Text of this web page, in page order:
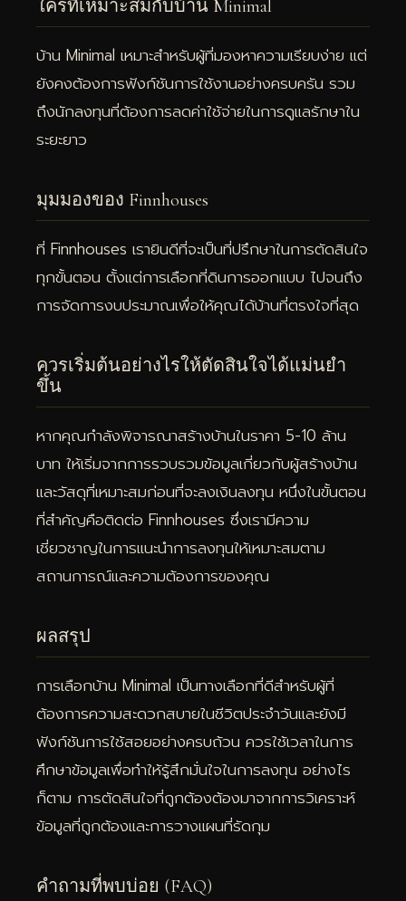
ใครที่เหมาะสมกับบ้าน Minimal
บ้าน Minimal เหมาะสำหรับผู้ที่มองหาความเรียบง่าย แต่
ยังคงต้องการฟังก์ชันการใช้งานอย่างครบครัน รวม
ถึงนักลงทุนที่ต้องการลดค่าใช้จ่ายในการดูแลรักษาใน
ระยะยาว
มุมมองของ Finnhouses
ที่ Finnhouses เรายินดีที่จะเป็นที่ปรึกษาในการตัดสินใจ
ทุกขั้นตอน ตั้งแต่การเลือกที่ดินการออกแบบ ไปจนถึง
การจัดการงบประมาณเพื่อให้คุณได้บ้านที่ตรงใจที่สุด
ควรเริ่มต้นอย่างไรให้ตัดสินใจได้แม่นยำ
ขึ้น
หากคุณกำลังพิจารณาสร้างบ้านในราคา 5-10 ล้าน
บาท ให้เริ่มจากการรวบรวมข้อมูลเกี่ยวกับผู้สร้างบ้าน
และวัสดุที่เหมาะสมก่อนที่จะลงเงินลงทุน หนึ่งในขั้นตอน
ที่สำคัญคือติดต่อ Finnhouses ซึ่งเรามีความ
เชี่ยวชาญในการแนะนำการลงทุนให้เหมาะสมตาม
สถานการณ์และความต้องการของคุณ
ผลสรุป
การเลือกบ้าน Minimal เป็นทางเลือกที่ดีสำหรับผู้ที่
ต้องการความสะดวกสบายในชีวิตประจำวันและยังมี
ฟังก์ชันการใช้สอยอย่างครบถ้วน ควรใช้เวลาในการ
ศึกษาข้อมูลเพื่อทำให้รู้สึกมั่นใจในการลงทุน อย่างไร
ก็ตาม การตัดสินใจที่ถูกต้องต้องมาจากการวิเคราะห์
ข้อมูลที่ถูกต้องและการวางแผนที่รัดกุม
คำถามที่พบบ่อย (FAQ)